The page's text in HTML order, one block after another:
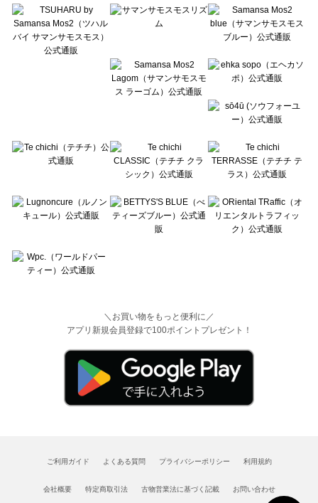
Lugnoncure（ルノンキュール）のボトムス一覧
BETTY'S BLUE（べティーズブルー）のボトムス一覧
Wpc.（ワールドパーティー）のボトムス一覧
＼お買い物をもっと便利に／
アプリ新規会員登録で100ポイントプレゼント！
ご利用ガイド よくある質問 プライバシーポリシー 利用規約
会社概要 特定商取引法 古物営業法に基づく記載 お問い合わせ